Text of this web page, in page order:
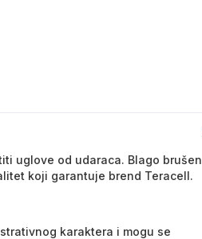
uglove od udaraca. Blago brušen
koji garantuje brend Teracell.
karaktera i mogu se